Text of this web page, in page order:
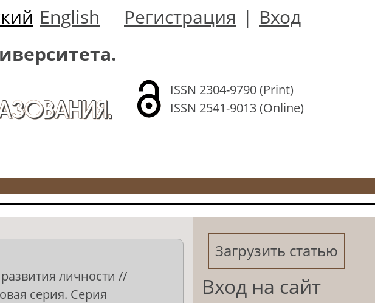
English Регистрация | Вход
ISSN 2304-9790 (Print)
ISSN 2541-9013 (Online)
личности //
серия. Серия
Загрузить статью
Вход на сайт